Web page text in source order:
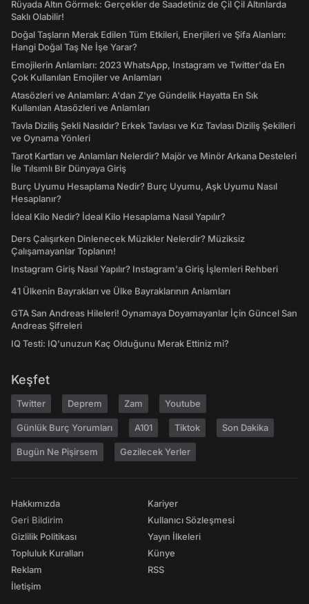
Rüyada Altın Görmek: Gerçekler de Saadetiniz de Çil Çil Altınlarda
Saklı Olabilir!
Doğal Taşların Merak Edilen Tüm Etkileri, Enerjileri ve Şifa Alanları:
Hangi Doğal Taş Ne İşe Yarar?
Emojilerin Anlamları: 2023 WhatsApp, Instagram ve Twitter'da En
Çok Kullanılan Emojiler ve Anlamları
Atasözleri ve Anlamları: A'dan Z'ye Gündelik Hayatta En Sık
Kullanılan Atasözleri ve Anlamları
Tavla Diziliş Şekli Nasıldır? Erkek Tavlası ve Kız Tavlası Diziliş Şekilleri
ve Oynama Yönleri
Tarot Kartları ve Anlamları Nelerdir? Majör ve Minör Arkana Desteleri
İle Tılsımlı Bir Dünyaya Giriş
Burç Uyumu Hesaplama Nedir? Burç Uyumu, Aşk Uyumu Nasıl
Hesaplanır?
İdeal Kilo Nedir? İdeal Kilo Hesaplama Nasıl Yapılır?
Ders Çalışırken Dinlenecek Müzikler Nelerdir? Müziksiz
Çalışamayanlar Toplanın!
Instagram Giriş Nasıl Yapılır? Instagram'a Giriş İşlemleri Rehberi
41 Ülkenin Bayrakları ve Ülke Bayraklarının Anlamları
GTA San Andreas Hileleri! Oynamaya Doyamayanlar İçin Güncel San
Andreas Şifreleri
IQ Testi: IQ'unuzun Kaç Olduğunu Merak Ettiniz mi?
Keşfet
Twitter Deprem Zam Youtube
Günlük Burç Yorumları A101 Tiktok Son Dakika
Bugün Ne Pişirsem Gezilecek Yerler
Hakkımızda
Geri Bildirim
Gizlilik Politikası
Topluluk Kuralları
Reklam
İletişim
Kariyer
Kullanıcı Sözleşmesi
Yayın İlkeleri
Künye
RSS